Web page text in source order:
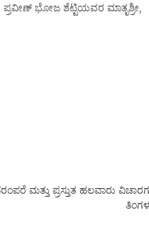
ಪ್ರವೀಣ್ ಭೋಜ ಶೆಟ್ಟಿಯವರ ಮಾತೃಶ್ರೀ,
ಮತ್ತು ಪ್ರಸ್ತುತ ಹಲವಾರು